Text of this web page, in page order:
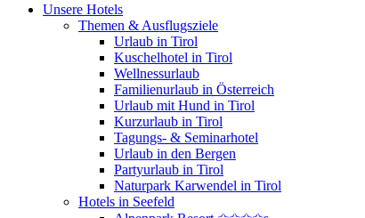
Unsere Hotels
Themen & Ausflugsziele
Urlaub in Tirol
Kuschelhotel in Tirol
Wellnessurlaub
Familienurlaub in Österreich
Urlaub mit Hund in Tirol
Kurzurlaub in Tirol
Tagungs- & Seminarhotel
Urlaub in den Bergen
Partyurlaub in Tirol
Naturpark Karwendel in Tirol
Hotels in Seefeld